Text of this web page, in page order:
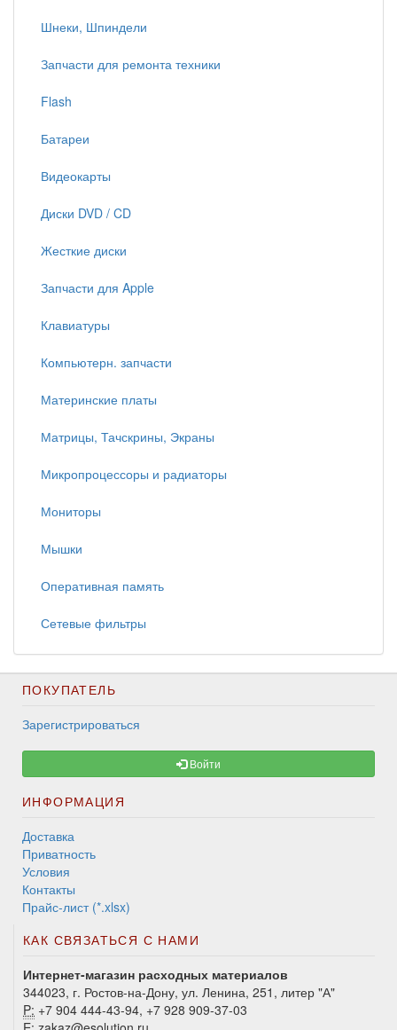
Шнеки, Шпиндели
Запчасти для ремонта техники
Flash
Батареи
Видеокарты
Диски DVD / CD
Жесткие диски
Запчасти для Apple
Клавиатуры
Компьютерн. запчасти
Материнские платы
Матрицы, Тачскрины, Экраны
Микропроцессоры и радиаторы
Мониторы
Мышки
Оперативная память
Сетевые фильтры
ПОКУПАТЕЛЬ
Зарегистрироваться
Войти
ИНФОРМАЦИЯ
Доставка
Приватность
Условия
Контакты
Прайс-лист (*.xlsx)
КАК СВЯЗАТЬСЯ С НАМИ
Интернет-магазин расходных материалов
344023, г. Ростов-на-Дону, ул. Ленина, 251, литер "А"
P: +7 904 444-43-94, +7 928 909-37-03